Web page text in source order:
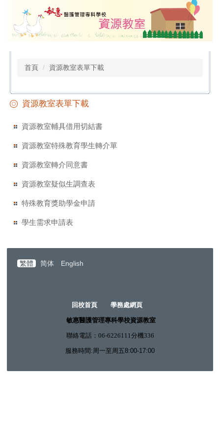
首頁 資源教室表單下載
資源教室表單下載
資源教室輔具借用切結書
資源教室特殊教育學生轉介單
資源教室轉介同意書
資源教室疑似生調查表
特殊教育獎助學金申請
學生需求申請表
繁體 简体 English
回校首頁 學務處網頁
敏惠醫護管理專科學校資源教室
聯絡電話：06-6226111分機336
服務時間:周一至周五8:00-17:00